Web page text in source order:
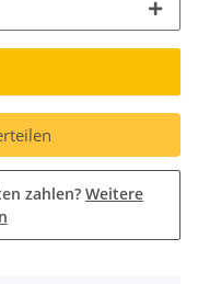
zahlen? Weitere